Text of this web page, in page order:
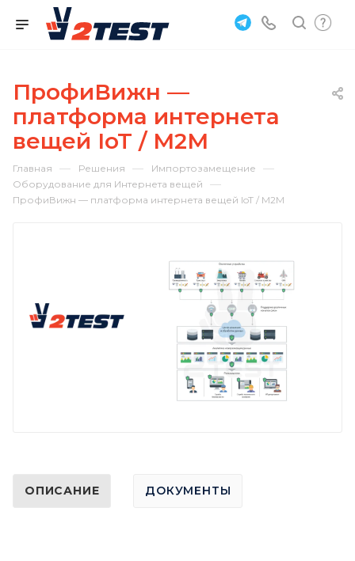
ПрофиВижн —
платформа интернета
вещей IoT / M2M
Главная — Решения — Импортозамещение —
Оборудование для Интернета вещей —
ПрофиВижн — платформа интернета вещей IoT / M2M
ОПИСАНИЕ ДОКУМЕНТЫ